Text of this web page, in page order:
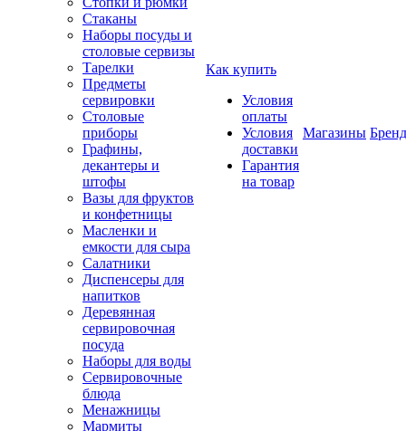
Стаканы
Наборы посуды и
столовые сервизы
Тарелки
Предметы
сервировки
Столовые
приборы
Графины,
декантеры и
штофы
Вазы для фруктов
и конфетницы
Масленки и
емкости для сыра
Салатники
Диспенсеры для
напитков
Деревянная
сервировочная
посуда
Наборы для воды
Сервировочные
блюда
Менажницы
Мармиты
Как купить
Условия
оплаты
Условия
доставки
Гарантия
на товар
Магазины